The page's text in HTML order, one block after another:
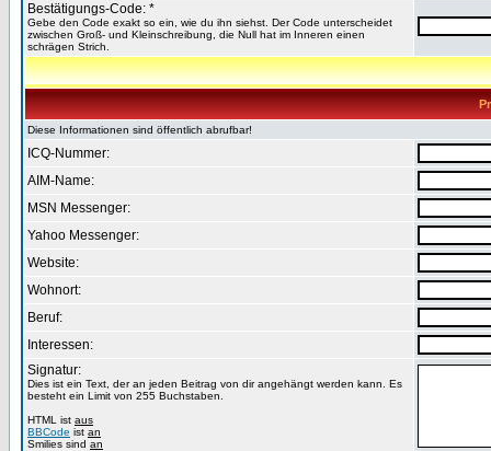
Bestätigungs-Code: *
Gebe den Code exakt so ein, wie du ihn siehst. Der Code unterscheidet
zwischen Groß- und Kleinschreibung, die Null hat im Inneren einen
schrägen Strich.
Diese Informationen sind öffentlich abrufbar!
ICQ-Nummer:
AIM-Name:
MSN Messenger:
Yahoo Messenger:
Website:
Wohnort:
Beruf:
Interessen:
Signatur:
Dies ist ein Text, der an jeden Beitrag von dir angehängt werden kann. Es
besteht ein Limit von 255 Buchstaben.
HTML ist aus
BBCode ist an
Smilies sind an